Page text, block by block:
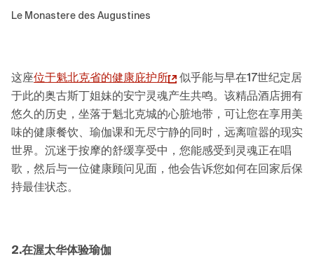
Le Monastere des Augustines
这座位于魁北克省的健康庇护所
似乎能与早在17世纪定居
于此的奥古斯丁姐妹的安宁灵魂产生共鸣。该精品酒店拥有
悠久的历史，坐落于魁北克城的心脏地带，可让您在享用美
味的健康餐饮、瑜伽课和无尽宁静的同时，远离喧嚣的现实
世界。沉迷于按摩的舒缓享受中，您能感受到灵魂正在唱
歌，然后与一位健康顾问见面，他会告诉您如何在回家后保
持最佳状态。
2.在渥太华体验瑜伽